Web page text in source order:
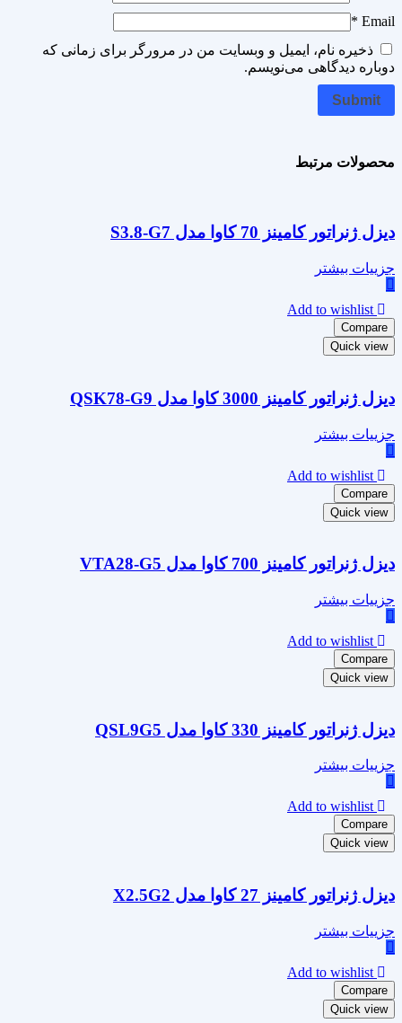
Email
*
ذخیره نام، ایمیل و وبسایت من در مرورگر برای زمانی که
دوباره دیدگاهی می‌نویسم.
محصولات مرتبط
دیزل ژنراتور کامینز 70 کاوا مدل S3.8-G7
جزییات بیشتر
Add to wishlist
Compare
Quick view
دیزل ژنراتور کامینز 3000 کاوا مدل QSK78-G9
جزییات بیشتر
Add to wishlist
Compare
Quick view
دیزل ژنراتور کامینز 700 کاوا مدل VTA28-G5
جزییات بیشتر
Add to wishlist
Compare
Quick view
دیزل ژنراتور کامینز 330 کاوا مدل QSL9G5
جزییات بیشتر
Add to wishlist
Compare
Quick view
دیزل ژنراتور کامینز 27 کاوا مدل X2.5G2
جزییات بیشتر
Add to wishlist
Compare
Quick view